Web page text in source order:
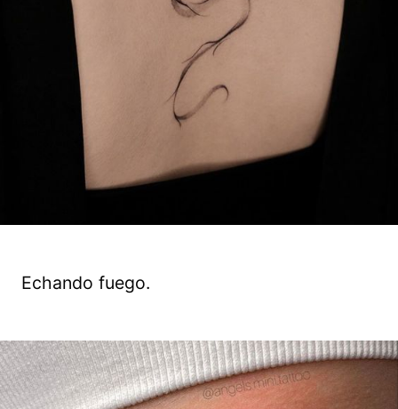
Echando fuego.